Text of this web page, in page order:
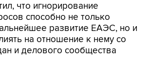
что игнорирование
способно не только
развитие ЕАЭС, но и
на отношение к нему со
и делового сообщества